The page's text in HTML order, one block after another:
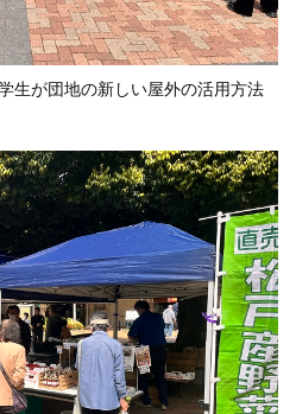
生が団地の新しい屋外の活用方法